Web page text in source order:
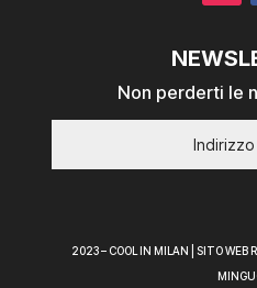
Non perderti le
2023 – COOL IN MILAN | SITO WEB